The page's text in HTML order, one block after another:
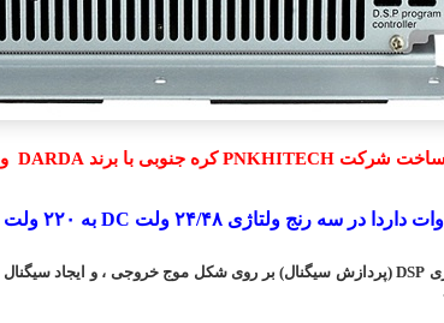
ساخت شرکت PNKHITECH کره جنوبی با برند DARDA و ۱۸